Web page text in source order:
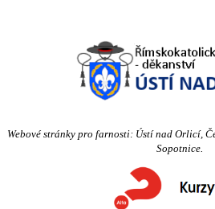
Webové stránky pro farnosti: Ústí nad Orlicí,
Sopotnice.